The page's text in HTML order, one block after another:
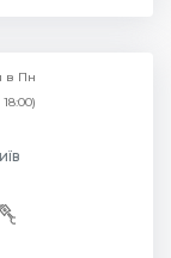
в Пн
18:00)